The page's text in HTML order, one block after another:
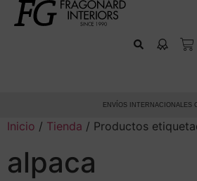
ENVÍOS INTERNACIONALES
Inicio / Tienda / Productos
alpaca